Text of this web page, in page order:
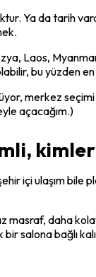
Ya da tarih
Laos,
bu
merkez seçimi
açacağım.)
içi ulaşım bile
daha
salona bağlı